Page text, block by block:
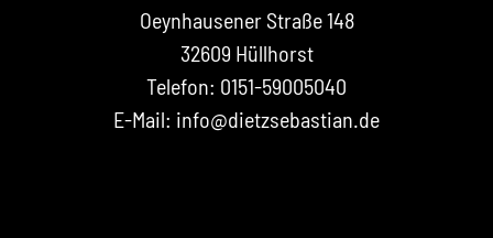
Oeynhausener Straße 148
32609 Hüllhorst
Telefon: 0151-59005040
E-Mail: info@dietzsebastian.de